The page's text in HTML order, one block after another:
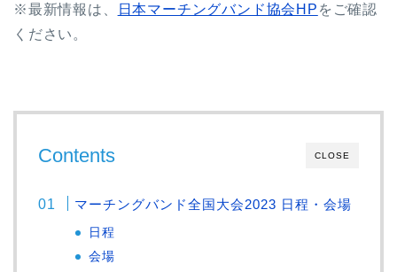
※最新情報は、 日本マーチングバンド協会HP をご確認
ください。
CLOSE
Contents
マーチングバンド全国大会2023 日程・会場
日程
会場